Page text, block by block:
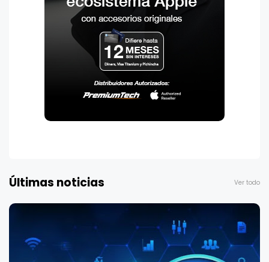
Últimas noticias Ver todo